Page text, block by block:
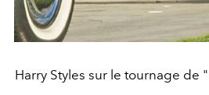
Harry Styles sur le tournage de